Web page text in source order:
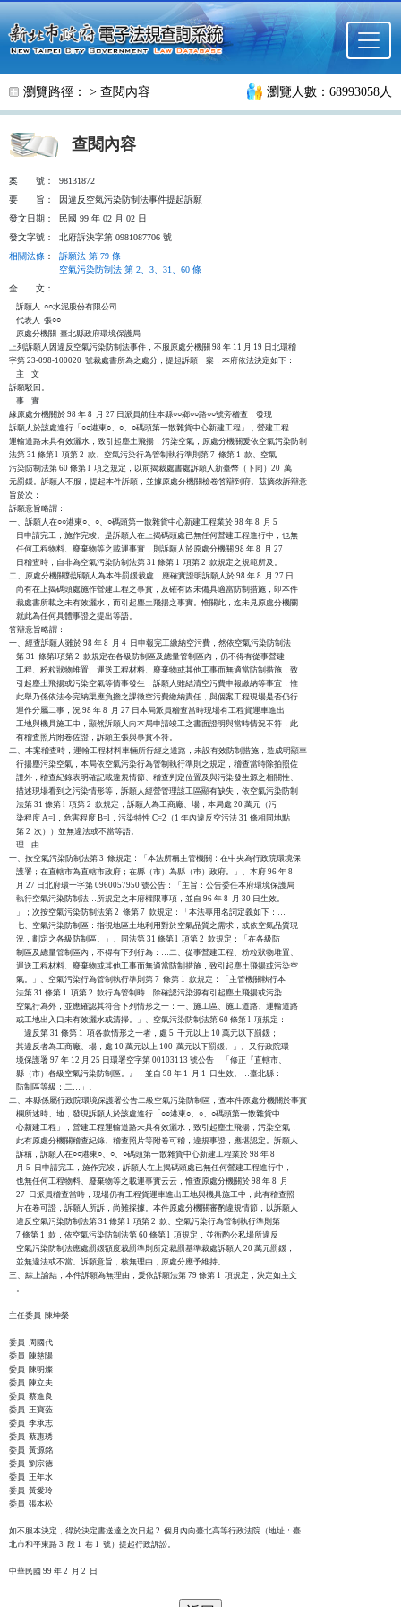
跳至主要內容
瀏覽路徑： > 查閱內容 瀏覽人數：68993058人
查閱內容
案 號：
98131872
要
旨：
因違反空氣污染防制法事件提起訴願
發文日期：
民國 99 年 02 月 02 日
發文字號：
北府訴決字第 0981087706 號
相關法條 ：
訴願法 第 79 條
空氣污染防制法 第 2、3、31、60 條
全
文：
    訴願人  ○○水泥股份有限公司
    代表人  張○○
    原處分機關  臺北縣政府環境保護局
上列訴願人因違反空氣污染防制法事件，不服原處分機關 98 年 11 月 19 日北環稽
字第 23-098-100020  號裁處書所為之處分，提起訴願一案，本府依法決定如下：
    主    文
訴願駁回。
    事    實
緣原處分機關於 98 年 8  月 27 日派員前往本縣○○鄉○○路○○號旁稽查，發現
訴願人於該處進行「○○港東○、○、○碼頭第一散雜貨中心新建工程」，營建工程
運輸道路未具有效灑水，致引起塵土飛揚，污染空氣，原處分機關爰依空氣污染防制
法第 31 條第 l  項第 2  款、空氣污染行為管制執行準則第 7  條第 1  款、空氣
污染防制法第 60 條第 l  項之規定，以前揭裁處書處訴願人新臺幣（下同）20  萬
元罰鍰。訴願人不服，提起本件訴願，並據原處分機關檢卷答辯到府。茲摘敘訴辯意
旨於次：
訴願意旨略謂：
一、訴願人在○○港東○、○、○碼頭第一散雜貨中心新建工程業於 98 年 8  月 5
    日申請完工，施作完竣。是訴願人在上揭碼頭處已無任何營建工程進行中，也無
    任何工程物料、廢棄物等之載運事實，則訴願人於原處分機關 98 年 8  月 27
    日稽查時，自非為空氣污染防制法第 31 條第 1  項第 2  款規定之規範所及。
二、原處分機關對訴願人為本件罰鍰裁處，應確實證明訴願人於 98 年 8  月 27 日
    尚有在上揭碼頭處施作營建工程之事實，及確有因未備具適當防制措施，即本件
    裁處書所載之未有效灑水，而引起塵土飛揚之事實。惟關此，迄未見原處分機關
    就此為任何具體事證之提出等語。
答辯意旨略謂：
一、經查訴願人雖於 98 年 8  月 4  日申報完工繳納空污費，然依空氣污染防制法
    第 31  條第l項第 2  款規定在各級防制區及總量管制區內，仍不得有從事營建
    工程、粉粒狀物堆置、運送工程材料、廢棄物或其他工事而無適當防制措施，致
    引起塵土飛揚或污染空氣等情事發生，訴願人雖結清空污費申報繳納等事宜，惟
    此舉乃係依法令完納渠應負擔之課徵空污費繳納責任，與個案工程現場是否仍行
    運作分屬二事，況 98 年 8  月 27 日本局派員稽查當時現場有工程貨運車進出
    工地與機具施工中，顯然訴願人向本局申請竣工之書面證明與當時情況不符，此
    有稽查照片附卷佐證，訴願主張與事實不符。
二、本案稽查時，運翰工程材料車輛所行經之道路，未設有效防制措施，造成明顯車
    行揚塵污染空氣，本局依空氣污染行為管制執行準則之規定，稽查當時除拍照佐
    證外，稽查紀錄表明確記載違規情節、稽查判定位置及與污染發生源之相關性、
    描述現場看到之污染情形等，訴願人經營管理該工區顯有缺失，依空氣污染防制
    法第 31 條第 l  項第 2  款規定，訴願人為工商廠、場，本局處 20 萬元（污
    染程度 A=l，危害程度 B=l，污染特性 C=2（1 年內違反空污法 31 條相同地點
    第 2  次））並無違法或不當等語。
    理    由
一、按空氣污染防制法第 3  條規定：「本法所稱主管機關：在中央為行政院環境保
    護署；在直轄市為直轄市政府；在縣（市）為縣（巿）政府。」、本府 96 年 8
    月 27 日北府環一字第 0960057950 號公告：「主旨：公告委任本府環境保護局
    執行空氣污染防制法…所規定之本府權限事項，並自 96 年 8  月 30 日生效。
    」；次按空氣污染防制法第 2  條第 7  款規定：「本法專用名詞定義如下：…
    七、空氣污染防制區：指視地區土地利用對於空氣品質之需求，或依空氣品質現
    況，劃定之各級防制區。」、同法第 31 條第 l  項第 2  款規定：「在各級防
    制區及總量管制區內，不得有下列行為：…二、從事營建工程、粉粒狀物堆置、
    運送工程材料、廢棄物或其他工事而無適當防制措施，致引起塵土飛揚或污染空
    氣。」、空氣污染行為管制執行準則第 7  條第 1  款規定：「主管機關執行本
    法第 31 條第 1  項第 2  款行為管制時，除確認污染源有引起塵土飛揚或污染
    空氣行為外，並應確認其符合下列情形之一：一、施工區、施工道路、運輸道路
    或工地出入口未有效灑水或清掃。」、空氣污染防制法第 60 條第 l  項規定：
    「違反第 31 條第 1  項各款情形之一者，處 5  千元以上 10 萬元以下罰鍰；
    其違反者為工商廠、場，處 10 萬元以上 100  萬元以下罰鍰。」。又行政院環
    境保護署 97 年 12 月 25 日環署空字第 00103113 號公告：「修正『直轄市、
    縣（市）各級空氣污染防制區。』，並自 98 年 1  月 1  日生效。…臺北縣：
    防制區等級：二…」。
二、本縣係屬行政院環境保護署公告二級空氣污染防制區，查本件原處分機關於事實
    欄所述時、地，發現訴願人於該處進行「○○港東○、○、○碼頭第一散雜貨中
    心新建工程」，營建工程運輸道路未具有效灑水，致引起塵土飛揚，污染空氣，
    此有原處分機關稽查紀錄、稽查照片等附卷可稽，違規事證，應堪認定。訴願人
    訴稱，訴願人在○○港東○、○、○碼頭第一散雜貨中心新建工程業於 98 年 8
    月 5  日申請完工，施作完竣，訴願人在上揭碼頭處已無任何營建工程進行中，
    也無任何工程物料、廢棄物等之載運事實云云，惟查原處分機關於 98 年 8  月
    27  日派員稽查當時，現場仍有工程貨運車進出工地與機具施工中，此有稽查照
    片在卷可證，訴願人所訴，尚難採據。本件原處分機關審酌違規情節，以訴願人
    違反空氣污染防制法第 31 條第 l  項第 2  款、空氣污染行為管制執行準則第
    7 條第 1  款，依空氣污染防制法第 60 條第 l  項規定，並衡酌公私場所違反
    空氣污染防制法應處罰鍰額度裁罰準則所定裁罰基準裁處訴願人 20 萬元罰鍰，
    並無違法或不當。訴願意旨，核無理由，原處分應予維持。
三、綜上論結，本件訴願為無理由，爰依訴願法第 79 條第 1  項規定，決定如主文
    。
主任委員  陳坤榮
委員  周國代
委員  陳慈陽
委員  陳明燦
委員  陳立夫
委員  蔡進良
委員  王寶蒞
委員  李承志
委員  蔡惠琇
委員  黃源銘
委員  劉宗德
委員  王年水
委員  黃愛玲
委員  張本松
如不服本決定，得於決定書送達之次日起 2  個月內向臺北高等行政法院（地址：臺
北市和平東路 3  段 1  巷 1  號）提起行政訴訟。